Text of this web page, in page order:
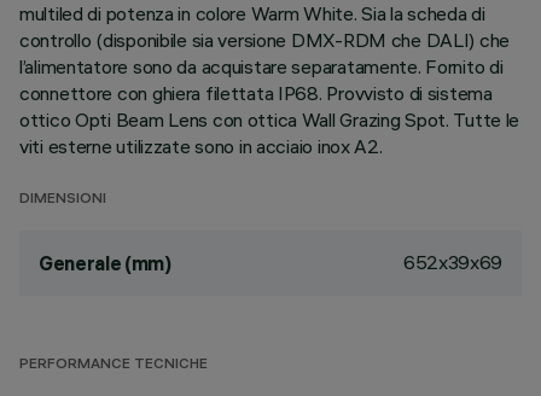
multiled di potenza in colore Warm White. Sia la scheda di
controllo (disponibile sia versione DMX-RDM che DALI) che
l’alimentatore sono da acquistare separatamente. Fornito di
connettore con ghiera filettata IP68. Provvisto di sistema
ottico Opti Beam Lens con ottica Wall Grazing Spot. Tutte le
viti esterne utilizzate sono in acciaio inox A2.
DIMENSIONI
Generale (mm) 652x39x69
PERFORMANCE TECNICHE